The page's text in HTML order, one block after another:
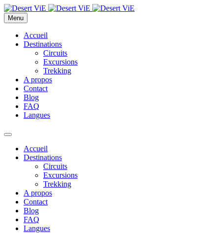
Menu
Accueil
Destinations
Circuits
Excursions
Trekking
A propos
Contact
Blog
FAQ
Langues
Accueil
Destinations
Circuits
Excursions
Trekking
A propos
Contact
Blog
FAQ
Langues